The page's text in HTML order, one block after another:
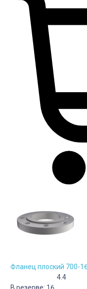
Фланец плоский 700-
4.4
В резерве: 16